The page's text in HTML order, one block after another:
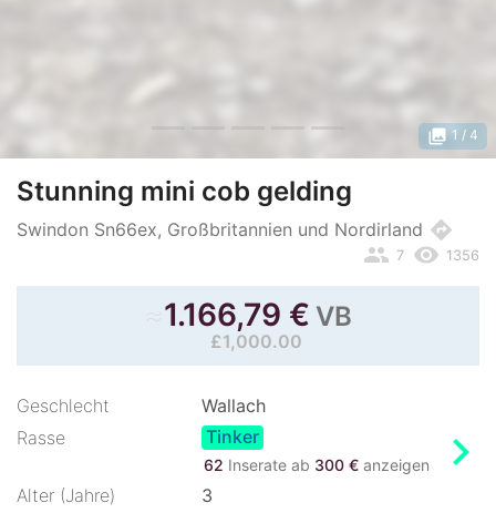
photo_library 1 / 4
Stunning mini cob gelding
Swindon Sn66ex, Großbritannien und Nordirland directions
remove_red_eye 1356
people 7
1.166,79 € VB
£1,000.00
Geschlecht
Wallach
Rasse
Tinker
62 Inserate ab 300 € anzeigen chevron_right
Alter (Jahre)
3